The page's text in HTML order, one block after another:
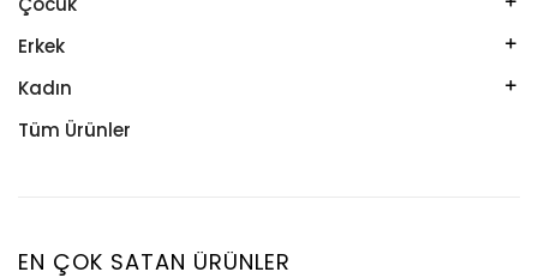
Kelepçe
Kolye
Künye
Erkek
Kelepçe
Künye
Kadın
Bileklik
Tüm Ürünler
EN ÇOK SATAN ÜRÜNLER